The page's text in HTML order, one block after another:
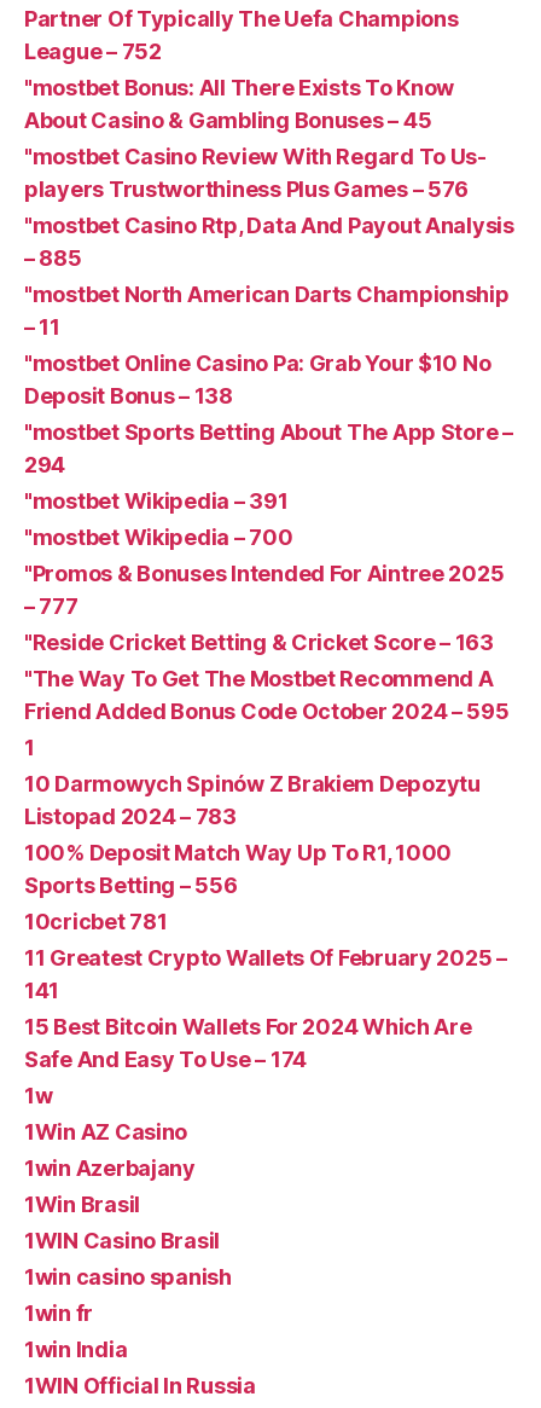
Partner Of Typically The Uefa Champions
League – 752
"mostbet Bonus: All There Exists To Know
About Casino & Gambling Bonuses – 45
"mostbet Casino Review With Regard To Us-
players Trustworthiness Plus Games – 576
"mostbet Casino Rtp, Data And Payout Analysis
– 885
"mostbet North American Darts Championship
– 11
"mostbet Online Casino Pa: Grab Your $10 No
Deposit Bonus – 138
"‎mostbet Sports Betting About The App Store –
294
"mostbet Wikipedia – 391
"mostbet Wikipedia – 700
"Promos & Bonuses Intended For Aintree 2025
– 777
"Reside Cricket Betting & Cricket Score – 163
"The Way To Get The Mostbet Recommend A
Friend Added Bonus Code October 2024 – 595
1
10 Darmowych Spinów Z Brakiem Depozytu ️
Listopad 2024 – 783
100% Deposit Match Way Up To R1, 1000
Sports Betting – 556
10cricbet 781
11 Greatest Crypto Wallets Of February 2025 –
141
15 Best Bitcoin Wallets For 2024 Which Are
Safe And Easy To Use – 174
1w
1Win AZ Casino
1win Azerbajany
1Win Brasil
1WIN Casino Brasil
1win casino spanish
1win fr
1win India
1WIN Official In Russia